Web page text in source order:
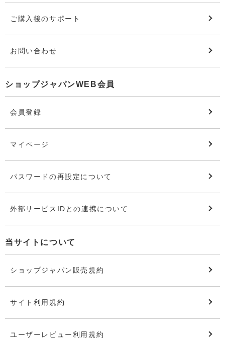
ご購入後のサポート
お問い合わせ
ショップジャパンWEB会員
会員登録
マイページ
パスワードの再設定について
外部サービスIDとの連携について
当サイトについて
ショップジャパン販売規約
サイト利用規約
ユーザーレビュー利用規約